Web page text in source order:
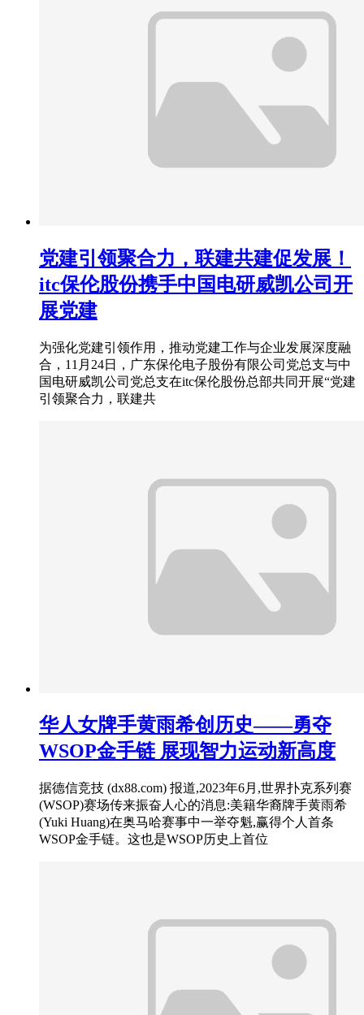
党建引领聚合力，联建共建促发展！
itc保伦股份携手中国电研威凯公司开
展党建
为强化党建引领作用，推动党建工作与企业发展深度融
合，11月24日，广东保伦电子股份有限公司党总支与中
国电研威凯公司党总支在itc保伦股份总部共同开展“党建
引领聚合力，联建共
华人女牌手黄雨希创历史——勇夺
WSOP金手链 展现智力运动新高度
据德信竞技 (dx88.com) 报道,2023年6月,世界扑克系列赛
(WSOP)赛场传来振奋人心的消息:美籍华裔牌手黄雨希
(Yuki Huang)在奥马哈赛事中一举夺魁,赢得个人首条
WSOP金手链。这也是WSOP历史上首位